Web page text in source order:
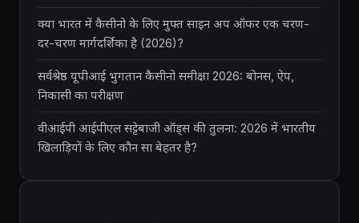
क्या भारत में कैसीनो के लिए मुफ्त साइन अप ऑफर एक चरण-
दर-चरण मार्गदर्शिका है (2026)?
सर्वश्रेष्ठ यूपीआई भुगतान कैसीनो समीक्षा 2026: बोनस, ऐप,
निकासी का परीक्षण
वीआईपी आईपीएल सट्टेबाजी ऑड्स की तुलना: 2026 में भारतीय
खिलाड़ियों के लिए कौन सा बेहतर है?